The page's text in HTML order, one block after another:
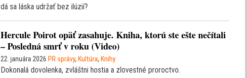
dá sa láska udržať bez ilúzií?
Hercule Poirot opäť zasahuje. Kniha, ktorú ste ešte nečítali
– Posledná smrť v roku (Video)
22. januára 2026 PR správy, Kultúra, Knihy
Dokonalá dovolenka, zvláštni hostia a zlovestné proroctvo.